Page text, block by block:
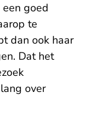
goed
te
dan ook haar
Dat het
over